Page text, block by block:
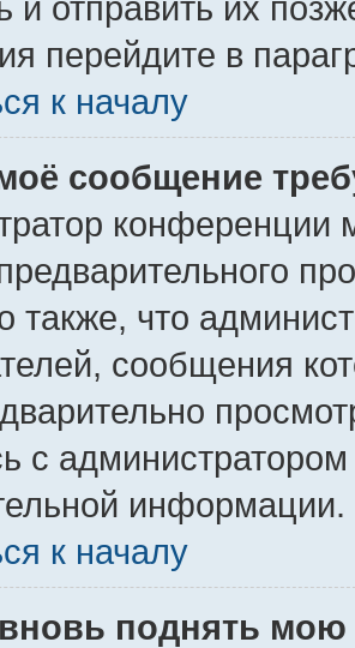
перейдите в
к началу
сообщение
конференции
также, что
сообщения
с
информации.
к началу
поднять мою